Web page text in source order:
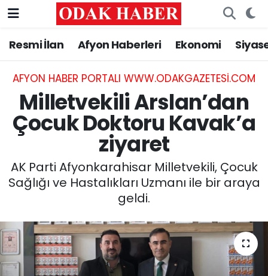
Resmi İlan Afyon Haberleri Ekonomi
AFYON HABER PORTALI WWW.ODAKGAZETESI.COM
Milletvekili Arslan’dan
Çocuk Doktoru Kavak’a
ziyaret
AK Parti Afyonkarahisar Milletvekili, Çocuk
Sağlığı ve Hastalıkları Uzmanı ile bir araya
geldi.
AFYONKARAHİSAR HABERLERİ
Resmi İlan
ASAYİŞ
SİYASET
MAGAZİN
SAĞLIK
Nöbetçi Eczaneler
Hava Durumu
Trafik Durumu
Süper Lig Puan Durumu ve Fikstür
Tüm Manşetler
Son Dakika Haberleri
Haber Arşivi